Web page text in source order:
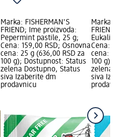
Marka: FISHERMAN'S
FRIEND; Ime proizvoda:
Pepermint pastile, 25 g;
Cena: 159,00 RSD; Osnovna
cena: 25 g (636,00 RSD za
100 g); Dostupnost: Status
zelena Dostupno, Status
siva Izaberite dm
prodavnicu
Marka:
Cena:
cena: 25
100 g);
zelena
siva